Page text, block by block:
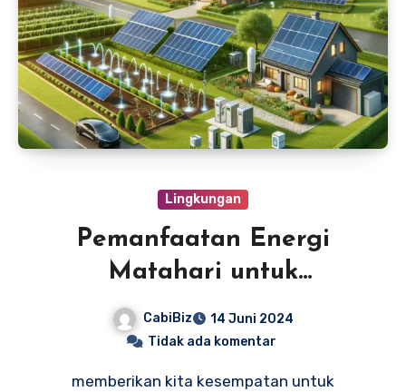
Lingkungan
Pemanfaatan Energi
Matahari untuk
Lingkungan Hijau
CabiBiz
14 Juni 2024
Tidak ada komentar
memberikan kita kesempatan untuk